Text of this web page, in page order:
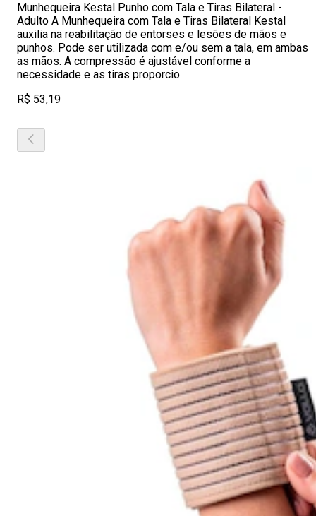
Munhequeira Kestal Punho com Tala e Tiras Bilateral -
Adulto A Munhequeira com Tala e Tiras Bilateral Kestal
auxilia na reabilitação de entorses e lesões de mãos e
punhos. Pode ser utilizada com e/ou sem a tala, em ambas
as mãos. A compressão é ajustável conforme a
necessidade e as tiras proporcio
R$ 53,19